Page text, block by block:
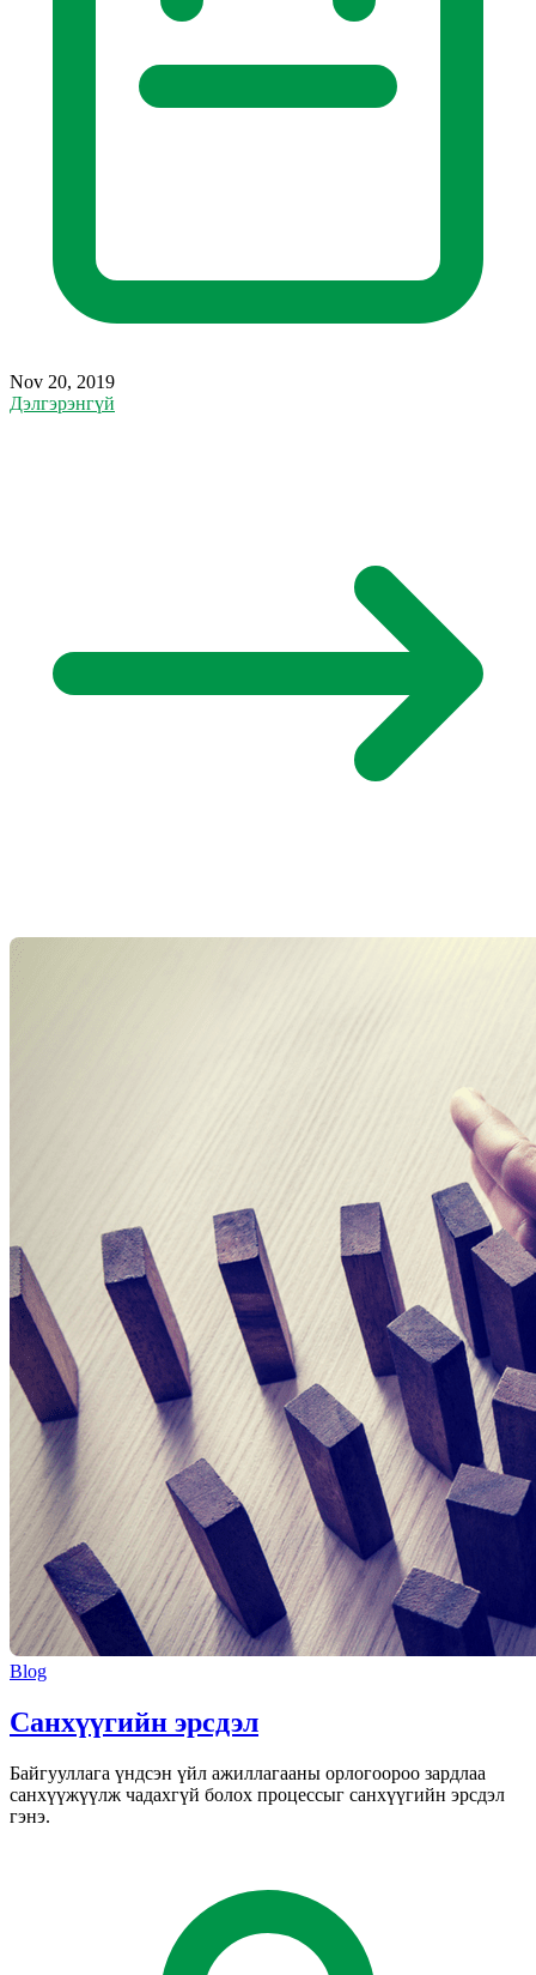
Nov 20, 2019
Дэлгэрэнгүй
Blog
Санхүүгийн эрсдэл
Байгууллага үндсэн үйл ажиллагааны орлогоороо зардлаа
санхүүжүүлж чадахгүй болох процессыг санхүүгийн эрсдэл
гэнэ.